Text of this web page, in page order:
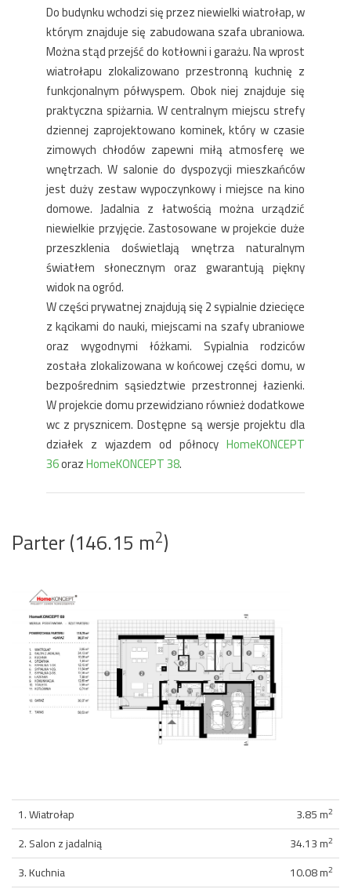
Do budynku wchodzi się przez niewielki wiatrołap, w
którym znajduje się zabudowana szafa ubraniowa.
Można stąd przejść do kotłowni i garażu. Na wprost
wiatrołapu zlokalizowano przestronną kuchnię z
funkcjonalnym półwyspem. Obok niej znajduje się
praktyczna spiżarnia. W centralnym miejscu strefy
dziennej zaprojektowano kominek, który w czasie
zimowych chłodów zapewni miłą atmosferę we
wnętrzach. W salonie do dyspozycji mieszkańców
jest duży zestaw wypoczynkowy i miejsce na kino
domowe. Jadalnia z łatwością można urządzić
niewielkie przyjęcie. Zastosowane w projekcie duże
przeszklenia doświetlają wnętrza naturalnym
światłem słonecznym oraz gwarantują piękny
widok na ogród.
W części prywatnej znajdują się 2 sypialnie dziecięce
z kącikami do nauki, miejscami na szafy ubraniowe
oraz wygodnymi łóżkami. Sypialnia rodziców
została zlokalizowana w końcowej części domu, w
bezpośrednim sąsiedztwie przestronnej łazienki.
W projekcie domu przewidziano również dodatkowe
wc z prysznicem. Dostępne są wersje projektu dla
działek z wjazdem od północy HomeKONCEPT
36orazHomeKONCEPT 38.
Parter (146.15 m2)
1. Wiatrołap 3.85 m2
2. Salon z jadalnią 34.13 m2
3. Kuchnia 10.08 m2